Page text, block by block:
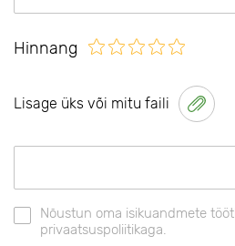
Hinnang
Lisage üks või mitu faili
Nõustun oma isikuandmete
privaatsuspoliitikaga.